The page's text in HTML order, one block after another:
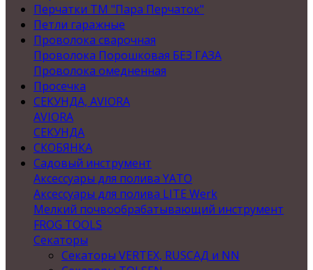
Перчатки ТМ "Пара Перчаток"
Петли гаражные
Проволока сварочная
Проволока Порошковая БЕЗ ГАЗА
Проволока омедненная
Просечка
СЕКУНДА, AVIORA
AVIORA
СЕКУНДА
СКОБЯНКА
Садовый инструмент
Аксессуары для полива YATO
Аксессуары для полива LITE Werk
Мелкий почвообрабатывающий инструмент
FROG TOOLS
Секаторы
Секаторы VERTEX, RUSСАД и NN